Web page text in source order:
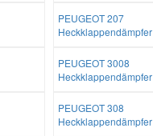
PEUGEOT 207
Heckklappendämpfer
PEUGEOT 3008
Heckklappendämpfer
PEUGEOT 308
Heckklappendämpfer